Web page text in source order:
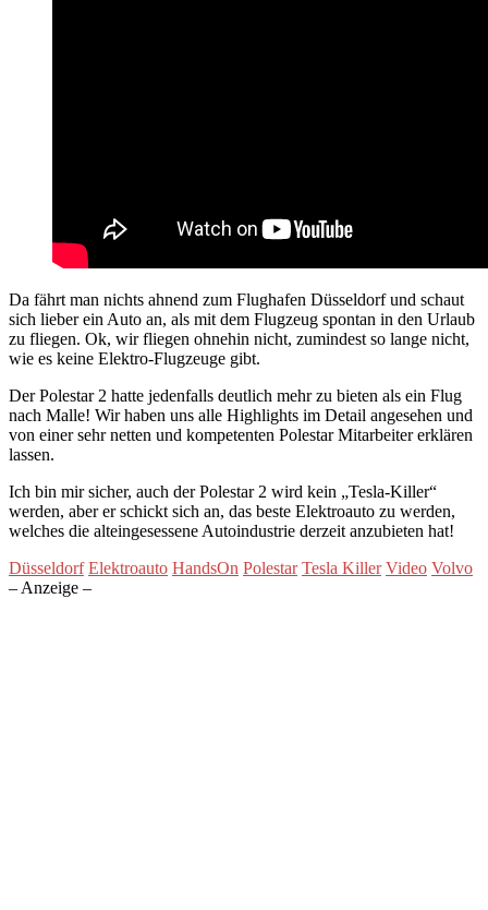
Da fährt man nichts ahnend zum Flughafen Düsseldorf und schaut
sich lieber ein Auto an, als mit dem Flugzeug spontan in den Urlaub
zu fliegen. Ok, wir fliegen ohnehin nicht, zumindest so lange nicht,
wie es keine Elektro-Flugzeuge gibt.
Der Polestar 2 hatte jedenfalls deutlich mehr zu bieten als ein Flug
nach Malle! Wir haben uns alle Highlights im Detail angesehen und
von einer sehr netten und kompetenten Polestar Mitarbeiter erklären
lassen.
Ich bin mir sicher, auch der Polestar 2 wird kein „Tesla-Killer“
werden, aber er schickt sich an, das beste Elektroauto zu werden,
welches die alteingesessene Autoindustrie derzeit anzubieten hat!
Düsseldorf Elektroauto HandsOn Polestar Tesla Killer Video Volvo
– Anzeige –